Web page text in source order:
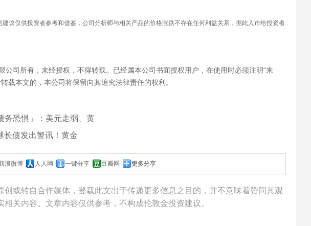
议仅供投资者参考和借鉴，公司分析师与相关产品的价格涨跌不存在任何利益关系，据此入市给投资者
公司所有，未经授权，不得转载。已经属本公司书面授权用户，在使用时必须注明“来
载本文的，本公司将保留向其追究法律责任的权利。
务恐惧」：美元走弱、黄
长债发出警讯！黄金
浪微博 人人网 一键分享 豆瓣网 更多分享
创或转自合作媒体，登载此文出于传递更多信息之目的，并不意味着赞同其观
相关内容。文章内容仅供参考，不构成伦敦金投资建议。